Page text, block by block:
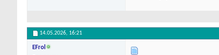
14.05.2026, 16:21
EFrol